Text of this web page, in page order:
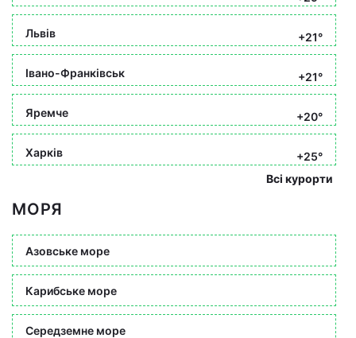
Львів +21°
Івано-Франківськ +21°
Яремче +20°
Харків
+25°
Всі курорти
МОРЯ
Азовське море
Карибське море
Середземне море